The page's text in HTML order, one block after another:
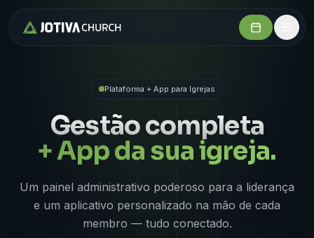
Plataforma + App para Igrejas
Gestão completa
+ App da sua igreja.
Um painel administrativo poderoso para a liderança
e um aplicativo personalizado na mão de cada
membro — tudo conectado.